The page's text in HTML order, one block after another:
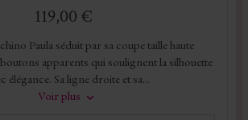
119,00 €
Paula séduit par sa coupe taille haute
apparents qui soulignent la silhouette
élégance. Sa ligne droite et sa...
Voir plus